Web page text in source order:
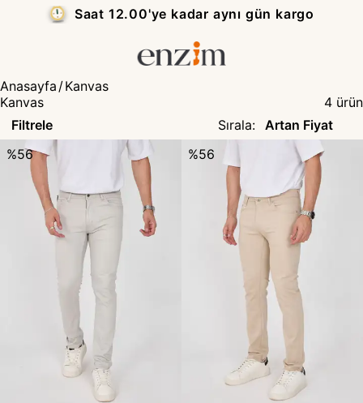
Saat 12.00'ye kadar aynı gün kargo
Anasayfa /Kanvas
Kanvas
4 ürün
Filtrele
Sırala:
%56 %56